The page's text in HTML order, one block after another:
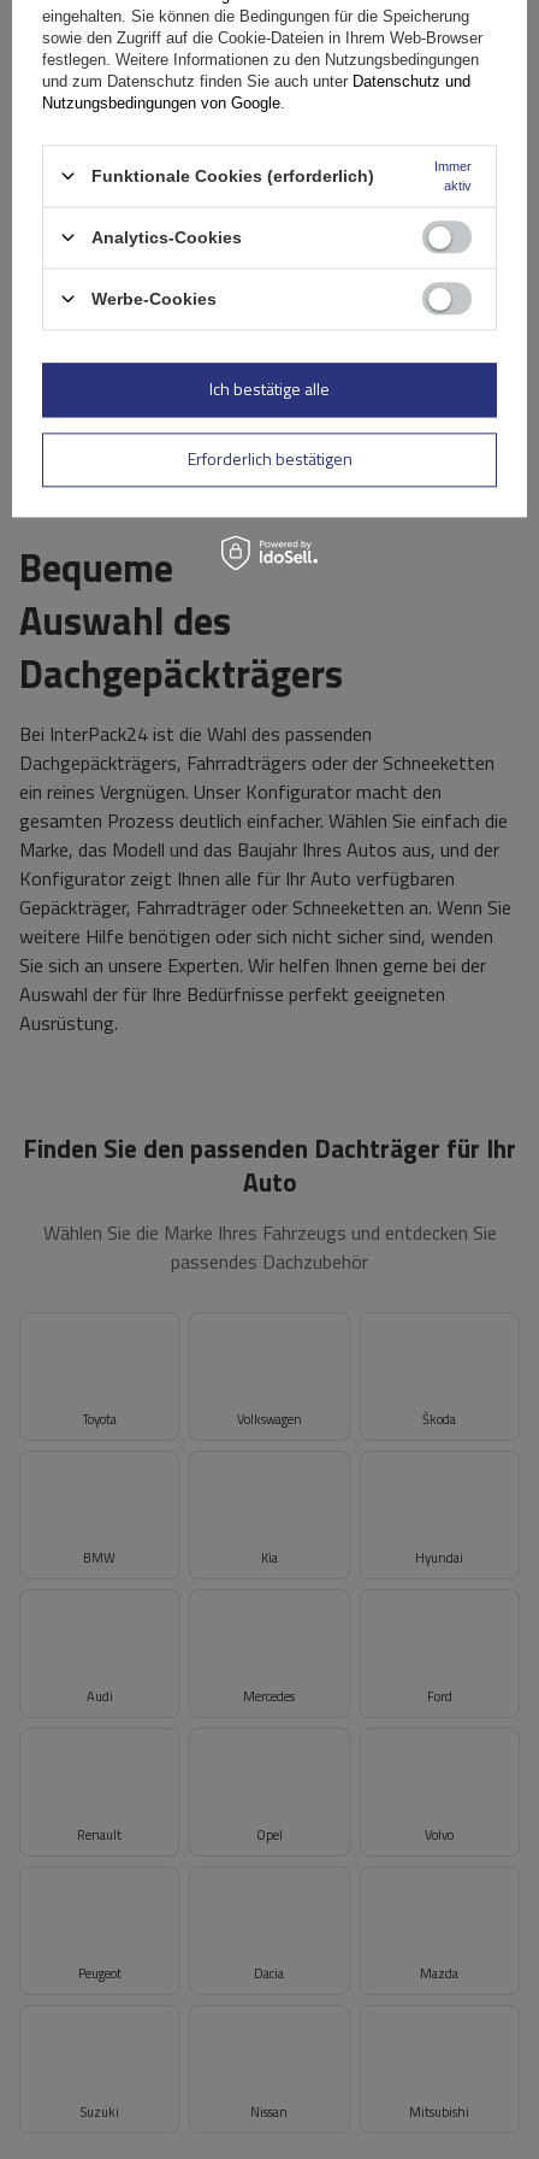
Nutzen Sie die
kostenlose Lieferung!
Kaufen Sie bei Inter Pack ein und profitieren Sie von
einem Bestellwert ab 299 EUR.
Schneller Versand
Fast 40 Jahre Erfahrung in der Herstellung und im Verkauf
Zubehör
Angebot ansehen
Bequeme
Auswahl des
Dachgepäckträgers
Bei InterPack24 ist die Wahl des passenden
Dachgepäckträgers, Fahrradträgers oder der Schneeketten
ein reines Vergnügen. Unser Konfigurator macht den
gesamten Prozess deutlich einfacher. Wählen Sie einfach die
Marke, das Modell und das Baujahr Ihres Autos aus, und der
Konfigurator zeigt Ihnen alle für Ihr Auto verfügbaren
Gepäckträger, Fahrradträger oder Schneeketten an. Wenn Sie
weitere Hilfe benötigen oder sich nicht sicher sind, wenden
Sie sich an unsere Experten. Wir helfen Ihnen gerne bei der
Auswahl der für Ihre Bedürfnisse perfekt geeigneten
Ausrüstung.
Finden Sie den passenden Dachträger für Ihr
Auto
Wählen Sie die Marke Ihres Fahrzeugs und entdecken Sie
passendes Dachzubehör
Toyota Volkswagen Škoda
BMW Kia Hyundai
Audi Mercedes Ford
Renault Opel Volvo
Peugeot Dacia Mazda
Suzuki Nissan Mitsubishi
eingehalten. Sie können die Bedingungen für die Speicherung
sowie den Zugriff auf die Cookie-Dateien in Ihrem Web-Browser
festlegen. Weitere Informationen zu den Nutzungsbedingungen
und zum Datenschutz finden Sie auch unter Datenschutz und
Nutzungsbedingungen von Google
Funktionale Cookies (erforderlich)
Immer
aktiv
Analytics-Cookies
Werbe-Cookies
Erforderlich bestätigen
Ich bestätige alle